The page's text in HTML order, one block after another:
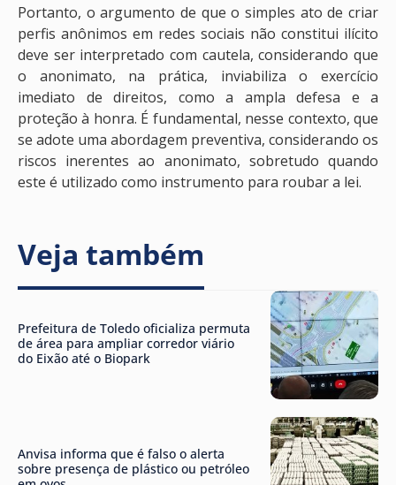
Portanto, o argumento de que o simples ato de criar
perfis anônimos em redes sociais não constitui ilícito
deve ser interpretado com cautela, considerando que
o anonimato, na prática, inviabiliza o exercício
imediato de direitos, como a ampla defesa e a
proteção à honra. É fundamental, nesse contexto, que
se adote uma abordagem preventiva, considerando os
riscos inerentes ao anonimato, sobretudo quando
este é utilizado como instrumento para roubar a lei.
Veja também
Prefeitura de Toledo oficializa permuta
de área para ampliar corredor viário
do Eixão até o Biopark
Anvisa informa que é falso o alerta
sobre presença de plástico ou petróleo